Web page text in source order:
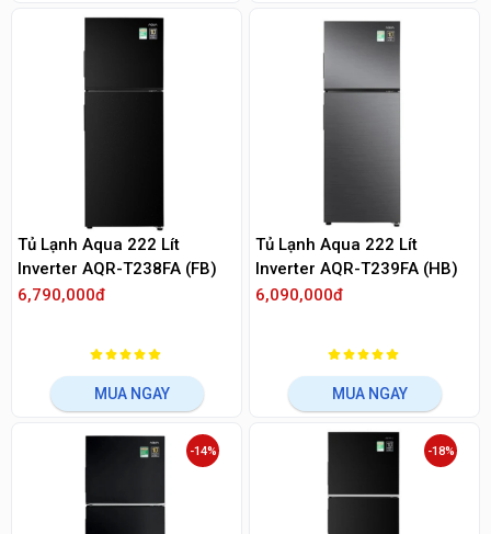
Tủ Lạnh Aqua 222 Lít
Inverter AQR-T238FA (FB)
6,790,000đ
MUA NGAY
Tủ Lạnh Aqua 222 Lít
Inverter AQR-T239FA (HB)
6,090,000đ
MUA NGAY
-14% -18%